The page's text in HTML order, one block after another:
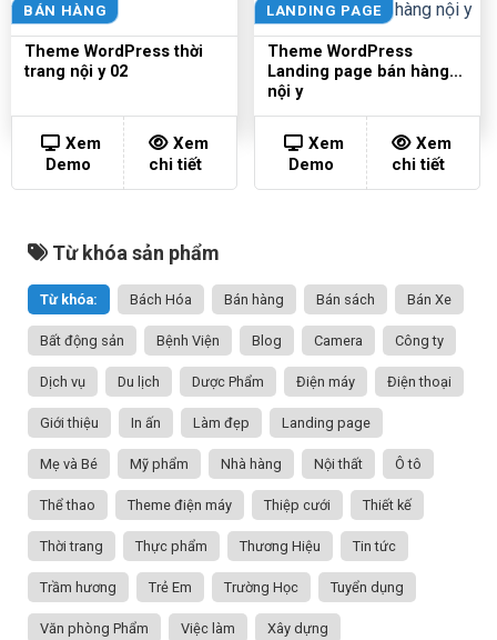
BÁN HÀNG
Theme WordPress thời
trang nội y 02
Xem
Demo
Xem
chi tiết
LANDING PAGE
Theme WordPress
Landing page bán hàng
nội y
Xem
Demo
Xem
chi tiết
Từ khóa sản phẩm
Từ khóa: Bách Hóa Bán hàng Bán sách Bán Xe
Bất động sản Bệnh Viện Blog Camera Công ty
Dịch vụ Du lịch Dược Phẩm Điện máy Điện thoại
Giới thiệu In ấn Làm đẹp Landing page
Mẹ và Bé Mỹ phẩm Nhà hàng Nội thất Ô tô
Thể thao Theme điện máy Thiệp cưới Thiết kế
Thời trang Thực phẩm Thương Hiệu Tin tức
Trầm hương Trẻ Em Trường Học Tuyển dụng
Văn phòng Phẩm Việc làm Xây dựng